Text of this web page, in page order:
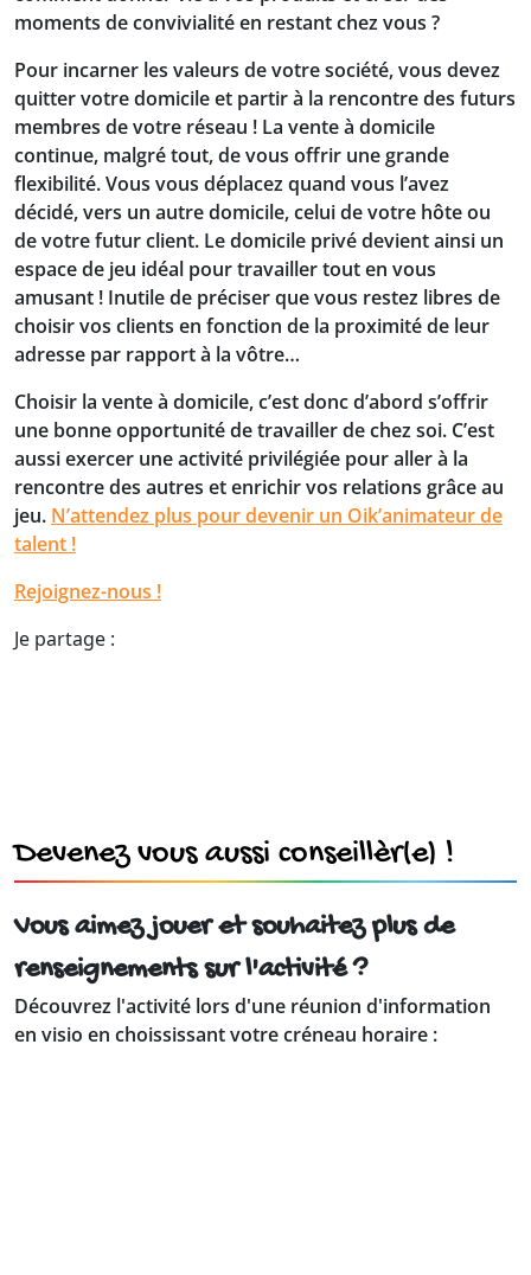
moments de convivialité en restant chez vous ?
Pour incarner les valeurs de votre société, vous devez
quitter votre domicile et partir à la rencontre des futurs
membres de votre réseau ! La vente à domicile
continue, malgré tout, de vous offrir une grande
flexibilité. Vous vous déplacez quand vous l’avez
décidé, vers un autre domicile, celui de votre hôte ou
de votre futur client. Le domicile privé devient ainsi un
espace de jeu idéal pour travailler tout en vous
amusant ! Inutile de préciser que vous restez libres de
choisir vos clients en fonction de la proximité de leur
adresse par rapport à la vôtre…
Choisir la vente à domicile, c’est donc d’abord s’offrir
une bonne opportunité de travailler de chez soi. C’est
aussi exercer une activité privilégiée pour aller à la
rencontre des autres et enrichir vos relations grâce au
jeu. N’attendez plus pour devenir un Oik’animateur de
talent !
Rejoignez-nous !
Je partage :
Devenez vous aussi conseillèr(e) !
Vous aimez jouer et souhaitez plus de
renseignements sur l'activité ?
Découvrez l'activité lors d'une réunion d'information
en visio en choississant votre créneau horaire :